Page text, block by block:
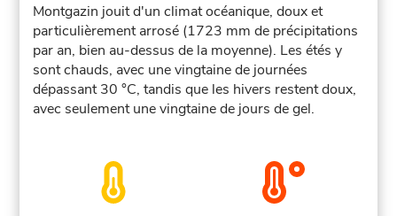
Montgazin jouit d'un climat océanique, doux et
particulièrement arrosé (1723 mm de précipitations
par an, bien au-dessus de la moyenne). Les étés y
sont chauds, avec une vingtaine de journées
dépassant 30 °C, tandis que les hivers restent doux,
avec seulement une vingtaine de jours de gel.